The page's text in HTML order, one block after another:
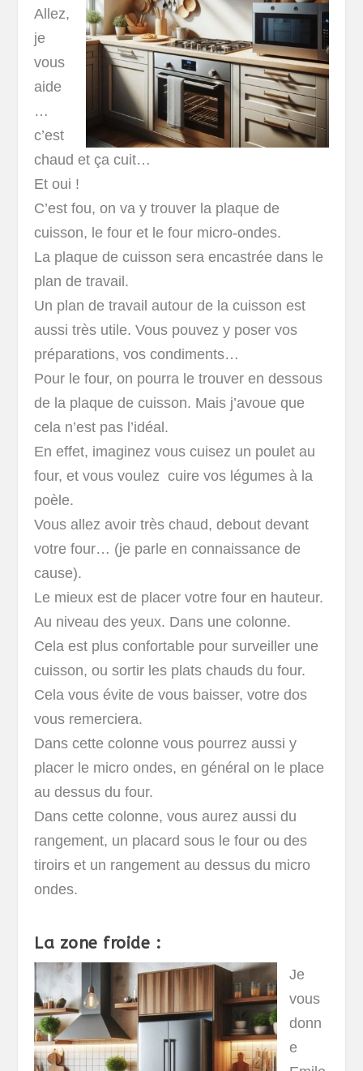
Allez,
je
vous
aide
…
c’est
chaud et ça cuit…
Et oui !
C’est fou, on va y trouver la plaque de
cuisson, le four et le four micro-ondes.
La plaque de cuisson sera encastrée dans le
plan de travail.
Un plan de travail autour de la cuisson est
aussi très utile. Vous pouvez y poser vos
préparations, vos condiments…
Pour le four, on pourra le trouver en dessous
de la plaque de cuisson. Mais j’avoue que
cela n’est pas l’idéal.
En effet, imaginez vous cuisez un poulet au
four, et vous voulez cuire vos légumes à la
poèle.
Vous allez avoir très chaud, debout devant
votre four… (je parle en connaissance de
cause).
Le mieux est de placer votre four en hauteur.
Au niveau des yeux. Dans une colonne.
Cela est plus confortable pour surveiller une
cuisson, ou sortir les plats chauds du four.
Cela vous évite de vous baisser, votre dos
vous remerciera.
Dans cette colonne vous pourrez aussi y
placer le micro ondes, en général on le place
au dessus du four.
Dans cette colonne, vous aurez aussi du
rangement, un placard sous le four ou des
tiroirs et un rangement au dessus du micro
ondes.
La zone froide :
Je
vous
donn
e